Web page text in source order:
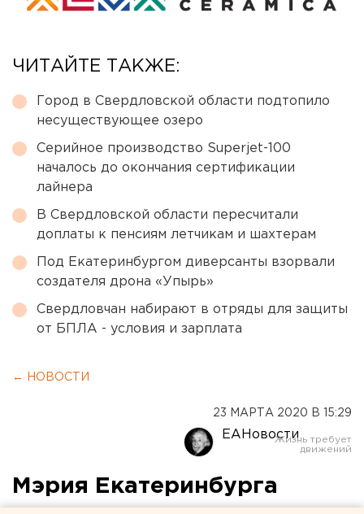
ЧИТАЙТЕ ТАКЖЕ:
Город в Свердловской области подтопило
несуществующее озеро
Серийное производство Superjet-100
началось до окончания сертификации
лайнера
В Свердловской области пересчитали
доплаты к пенсиям летчикам и шахтерам
Под Екатеринбургом диверсанты взорвали
создателя дрона «Упырь»
Свердловчан набирают в отряды для защиты
от БПЛА - условия и зарплата
← НОВОСТИ
23 МАРТА 2020 В 15:29
ЕАНовости
Мэрия Екатеринбурга